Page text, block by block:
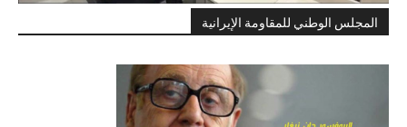
المجلس الوطني للمقاومة الإيرانية